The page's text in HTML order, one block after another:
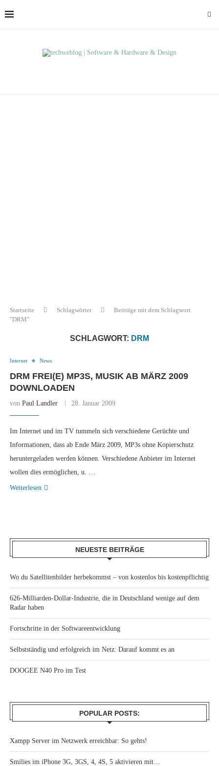
Startseite Schlagwörter
Beiträge mit dem Schlagwort
"DRM"
SCHLAGWORT: DRM
Internet News
DRM FREI(E) MP3S, MUSIK AB MÄRZ 2009
DOWNLOADEN
von Paul Landler 28. Januar 2009
Im Internet und im TV tummeln sich verschiedene Gerüchte und
Informationen, dass ab Ende März 2009, MP3s ohne Kopierschutz
heruntergeladen werden können. Verschiedene Anbieter im Internet
wollen dies ermöglichen, u. …
Weiterlesen
NEUESTE BEITRÄGE
Wo du Satellitenbilder herbekommst – von kostenlos bis kostenpflichtig
626-Milliarden-Dollar-Industrie, die in Deutschland wenige auf dem
Radar haben
Fortschritte in der Softwareentwicklung
Selbstständig und erfolgreich im Netz: Darauf kommt es an
DOOGEE N40 Pro im Test
POPULAR POSTS:
Xampp Server im Netzwerk erreichbar: So gehts!
Smilies im iPhone 3G, 3GS, 4, 4S, 5 aktivieren mit…